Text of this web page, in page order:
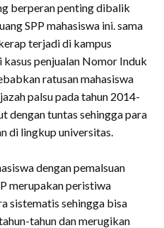
berperan penting dibalik
SPP mahasiswa ini. sama
terjadi di kampus
penjualan Nomor Induk
ratusan mahasiswa
palsu pada tahun 2014-
dengan tuntas sehingga para
di lingkup universitas.
dengan pemalsuan
merupakan peristiwa
sistematis sehingga bisa
tahun dan merugikan